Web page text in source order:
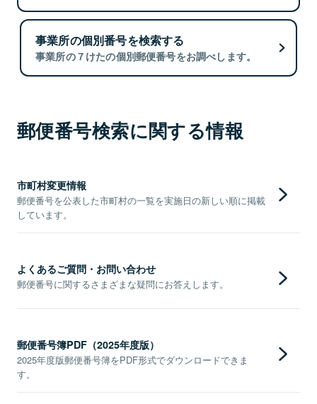
事業所の個別番号を検索する
事業所の７けたの個別郵便番号をお調べします。
郵便番号検索に関する情報
市町村変更情報
郵便番号を公表した市町村の一覧を実施日の新しい順に掲載
しています。
よくあるご質問・お問い合わせ
郵便番号に関するさまざまな疑問にお答えします。
郵便番号簿PDF（2025年度版）
2025年度版郵便番号簿をPDF形式でダウンロードできま
す。